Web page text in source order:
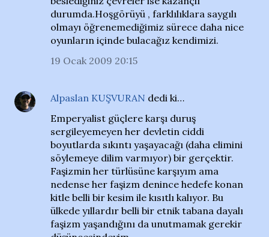
durumda.Hoşgörüyü , farklılıklara saygılı
olmayı öğrenemediğimiz sürece daha nice
oyunların içinde bulacağız kendimizi.
19 Ocak 2009 20:15
Alpaslan KUŞVURAN dedi ki…
Emperyalist güçlere karşı duruş
sergileyemeyen her devletin ciddi
boyutlarda sıkıntı yaşayacağı (daha elimini
söylemeye dilim varmıyor) bir gerçektir.
Faşizmin her türlüsüne karşıyım ama
nedense her faşizm denince hedefe konan
kitle belli bir kesim ile kısıtlı kalıyor. Bu
ülkede yıllardır belli bir etnik tabana dayalı
faşizm yaşandığını da unutmamak gerekir